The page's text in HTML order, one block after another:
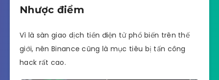
Nhược điểm
Vì là sàn giao dịch tiền điện tử phổ biến trên thế
giới, nên Binance cũng là mục tiêu bị tấn công
hack rất cao.